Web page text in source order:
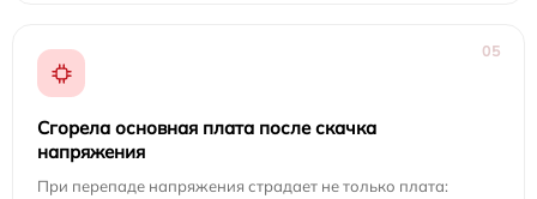
05
Сгорела основная плата после скачка
напряжения
При перепаде напряжения страдает не только плата: